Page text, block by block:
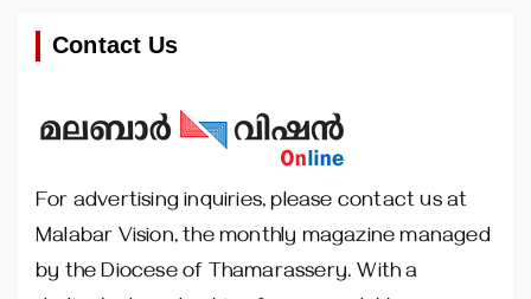
Contact Us
For advertising inquiries, please contact us at
Malabar Vision, the monthly magazine managed
by the Diocese of Thamarassery. With a